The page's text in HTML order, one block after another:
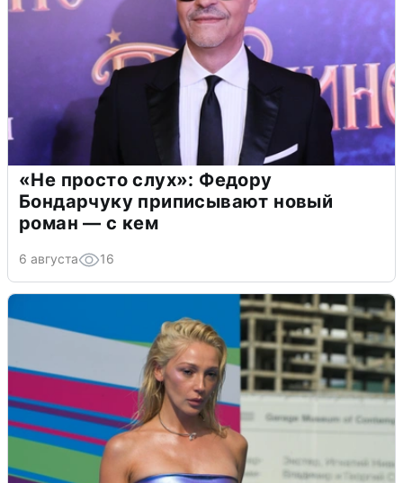
«Не просто слух»: Федору
Бондарчуку приписывают новый
роман — с кем
6 августа 16